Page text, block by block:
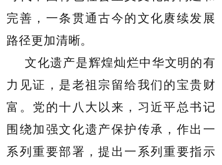
完善，一条贯通古今的文化赓续发展
路径更加清晰。
文化遗产是辉煌灿烂中华文明的有
力见证，是老祖宗留给我们的宝贵财
富。党的十八大以来，习近平总书记
围绕加强文化遗产保护传承，作出一
系列重要部署，提出一系列重要指示